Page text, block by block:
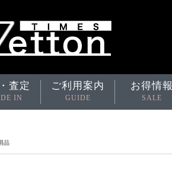
査定
IN
ご利用案内
GUIDE
お得情報
SALE
品